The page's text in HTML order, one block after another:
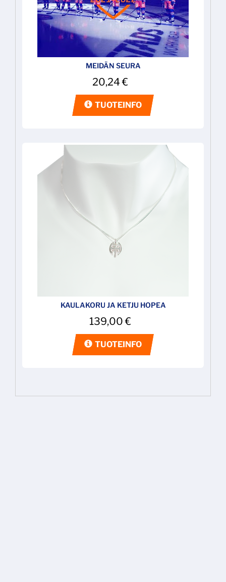
MEIDÄN SEURA
20,24€
TUOTEINFO
KAULAKORU JA KETJU HOPEA
139,00€
TUOTEINFO